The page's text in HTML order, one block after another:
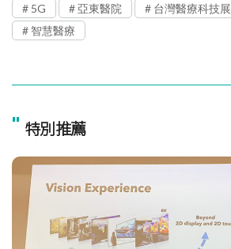
5G 亞東醫院 台灣醫療科技展
智慧醫療
" 特別推薦